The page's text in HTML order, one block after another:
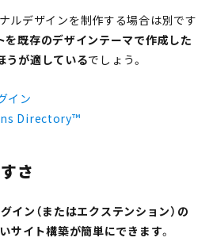
ルデザインを制作する場合は別です
を既存のデザインテーマで作成した
が適しているでしょう。
イン
Directory™
さ
イン（またはエクステンション）の
サイト構築が簡単にできます。